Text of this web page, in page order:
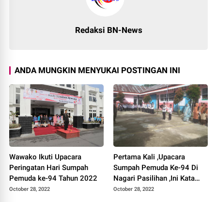
Redaksi BN-News
ANDA MUNGKIN MENYUKAI POSTINGAN INI
Wawako Ikuti Upacara
Peringatan Hari Sumpah
Pemuda ke-94 Tahun 2022
October 28, 2022
Pertama Kali ,Upacara
Sumpah Pemuda Ke-94 Di
Nagari Pasilihan ,Ini Kata
Yonhi Nofri
October 28, 2022